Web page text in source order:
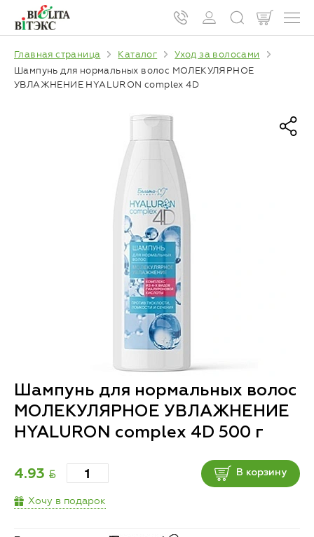
Главная страница Каталог
Уход за волосами
Шампунь для нормальных волос МОЛЕКУЛЯРНОЕ
УВЛАЖНЕНИЕ HYALURON complex 4D
Шампунь для нормальных волос
МОЛЕКУЛЯРНОЕ УВЛАЖНЕНИЕ
HYALURON complex 4D 500 г
4.93 BYN В корзину
Хочу в подарок